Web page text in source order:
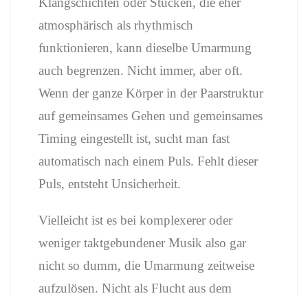
atmosphärisch als rhythmisch
funktionieren, kann dieselbe Umarmung
auch begrenzen. Nicht immer, aber oft.
Wenn der ganze Körper in der Paarstruktur
auf gemeinsames Gehen und gemeinsames
Timing eingestellt ist, sucht man fast
automatisch nach einem Puls. Fehlt dieser
Puls, entsteht Unsicherheit.
Vielleicht ist es bei komplexerer oder
weniger taktgebundener Musik also gar
nicht so dumm, die Umarmung zeitweise
aufzulösen. Nicht als Flucht aus dem